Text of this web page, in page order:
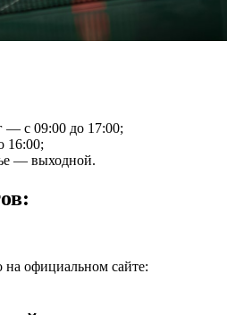
— с 09:00 до 17:00;
16:00;
— выходной.
официальном сайте: